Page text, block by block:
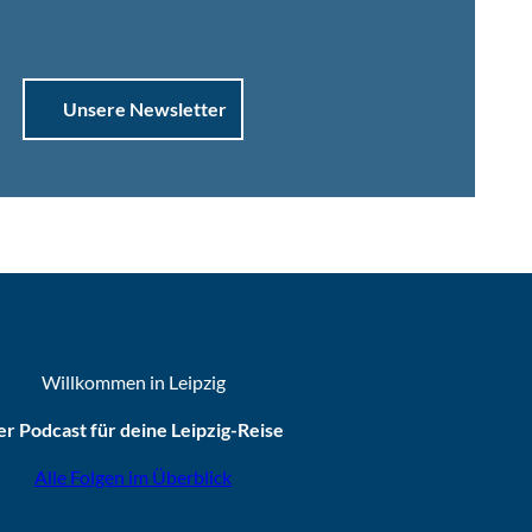
Unsere Newsletter
Willkommen in Leipzig
Podcast für deine Leipzig-Reise
Alle Folgen im Überblick